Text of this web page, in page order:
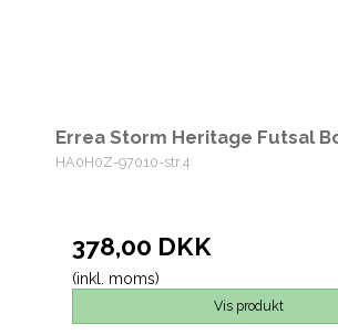
Errea Storm Heritage Futsal
HA0H0Z-97010-str.4
378,00 DKK
(inkl. moms)
Vis produkt